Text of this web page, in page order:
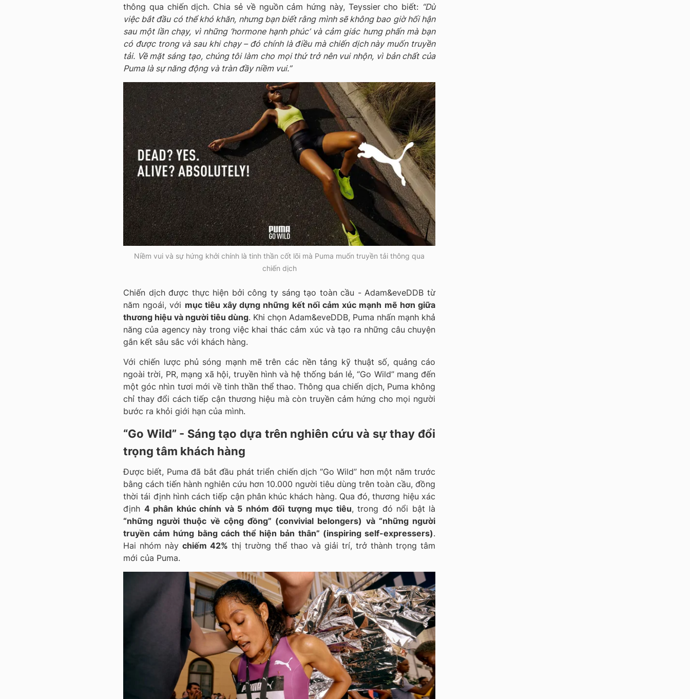
thông qua chiến dịch. Chia sẻ về nguồn cảm hứng này, Teyssier cho biết: “Dù
việc bắt đầu có thể khó khăn, nhưng bạn biết rằng mình sẽ không bao giờ hối hận
sau một lần chạy, vì những ‘hormone hạnh phúc’ và cảm giác hưng phấn mà bạn
có được trong và sau khi chạy – đó chính là điều mà chiến dịch này muốn truyền
tải. Về mặt sáng tạo, chúng tôi làm cho mọi thứ trở nên vui nhộn, vì bản chất của
Puma là sự năng động và tràn đầy niềm vui.”
Niềm vui và sự hứng khởi chính là tinh thần cốt lõi mà Puma muốn truyền tải thông qua
chiến dịch
Chiến dịch được thực hiện bởi công ty sáng tạo toàn cầu - Adam&eveDDB từ
năm ngoái, với mục tiêu xây dựng những kết nối cảm xúc mạnh mẽ hơn giữa
thương hiệu và người tiêu dùng. Khi chọn Adam&eveDDB, Puma nhấn mạnh khả
năng của agency này trong việc khai thác cảm xúc và tạo ra những câu chuyện
gắn kết sâu sắc với khách hàng.
Với chiến lược phủ sóng mạnh mẽ trên các nền tảng kỹ thuật số, quảng cáo
ngoài trời, PR, mạng xã hội, truyền hình và hệ thống bán lẻ, “Go Wild” mang đến
một góc nhìn tươi mới về tinh thần thể thao. Thông qua chiến dịch, Puma không
chỉ thay đổi cách tiếp cận thương hiệu mà còn truyền cảm hứng cho mọi người
bước ra khỏi giới hạn của mình.
“Go Wild” - Sáng tạo dựa trên nghiên cứu và sự thay đổi
trọng tâm khách hàng
Được biết, Puma đã bắt đầu phát triển chiến dịch “Go Wild” hơn một năm trước
bằng cách tiến hành nghiên cứu hơn 10.000 người tiêu dùng trên toàn cầu, đồng
thời tái định hình cách tiếp cận phân khúc khách hàng. Qua đó, thương hiệu xác
định 4 phân khúc chính và 5 nhóm đối tượng mục tiêu, trong đó nổi bật là
“những người thuộc về cộng đồng” (convivial belongers) và “những người
truyền cảm hứng bằng cách thể hiện bản thân” (inspiring self-expressers).
Hai nhóm này chiếm 42% thị trường thể thao và giải trí, trở thành trọng tâm
mới của Puma.